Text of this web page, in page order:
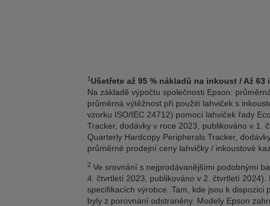
1Ušetřete až 95 % nákladů na inkoust / Až
Na základě výpočtu společnosti Epson:
průměrná výtěžnost při použití lahviček s
vzorku ISO/IEC 24712) pomocí lahviček řady
Tracker, dodávky v roce 2023, publikováno v 1.
Quarterly Hardcopy Peripherals Tracker,
průměrné prodejní ceny lahvičky / inkoustové
2Ve srovnání s nejprodávanějšími podobnými
4. čtvrtletí 2023, publikováno v 2. čtvrtletí
specifikacích výrobce. Tam, kde jsou k
byly z porovnání odstraněny. Modely Epson